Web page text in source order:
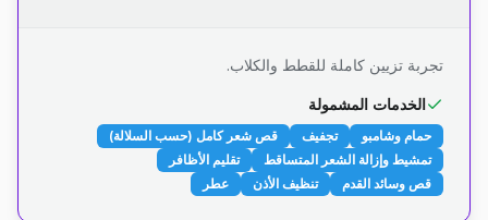
تجربة تزيين كاملة للقطط والكلاب.
الخدمات المشمولة
حمام وشامبو تجفيف
قص شعر كامل (حسب السلالة)
تمشيط وإزالة الشعر المتساقط
تقليم الأظافر
قص وسائد القدم
تنظيف الأذن عطر